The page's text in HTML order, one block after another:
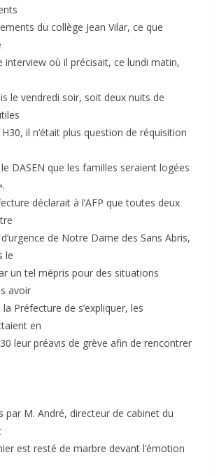
du collège Jean Vilar, ce que
interview où il précisait, ce lundi matin,
le vendredi soir, soit deux nuits de
il n’était plus question de réquisition
DASEN que les familles seraient logées
déclarait à l’AFP que toutes deux
de Notre Dame des Sans Abris,
le
un tel mépris pour des situations
avoir
Préfecture de s’expliquer, les
en
leur préavis de grève afin de rencontrer
par M. André, directeur de cabinet du
est resté de marbre devant l’émotion